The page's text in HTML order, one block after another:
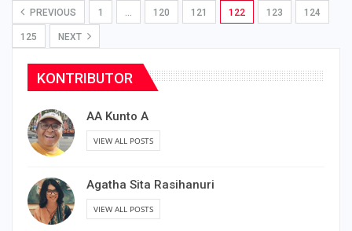
PREVIOUS 1 … 120 121 122 123 124
125 NEXT
KONTRIBUTOR
AA Kunto A
VIEW ALL POSTS
Agatha Sita Rasihanuri
VIEW ALL POSTS